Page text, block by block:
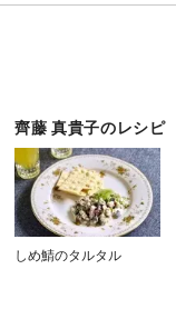
齊藤 真貴子のレシピ
しめ鯖のタルタル